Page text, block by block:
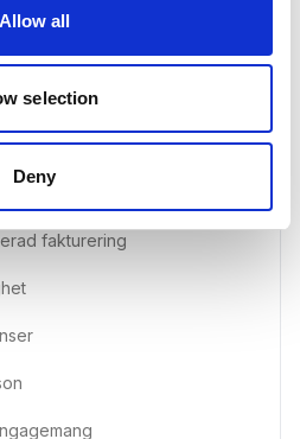
Allow all
selection
Deny
frilansare
projektbaserad
fakturering